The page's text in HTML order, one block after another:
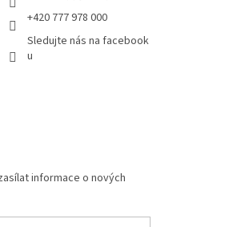
+420 777 978 000
Sledujte nás na facebook
u
informace o nových